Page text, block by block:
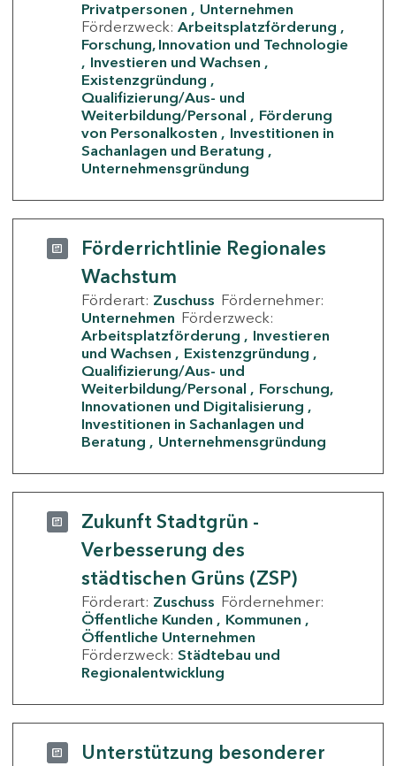
Privatpersonen
Unternehmen
Förderzweck: Arbeitsplatzförderung
Forschung, Innovation und Technologie
Investieren und Wachsen
Existenzgründung
Qualifizierung/Aus- und
Weiterbildung/Personal
Förderung
von Personalkosten
Investitionen in
Sachanlagen und Beratung
Unternehmensgründung
Förderrichtlinie Regionales
Wachstum
Förderart: Zuschuss Fördernehmer:
Unternehmen Förderzweck:
Arbeitsplatzförderung
Investieren
und Wachsen
Existenzgründung
Qualifizierung/Aus- und
Weiterbildung/Personal
Forschung,
Innovationen und Digitalisierung
Investitionen in Sachanlagen und
Beratung
Unternehmensgründung
Zukunft Stadtgrün -
Verbesserung des
städtischen Grüns (ZSP)
Förderart: Zuschuss Fördernehmer:
Öffentliche Kunden
Kommunen
Öffentliche Unternehmen
Förderzweck: Städtebau und
Regionalentwicklung
Unterstützung besonderer